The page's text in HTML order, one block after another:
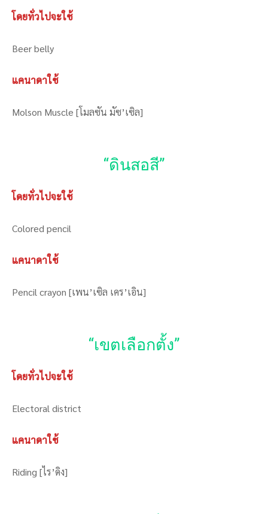
โดยทั่วไปจะใช้
Beer belly
แคนาดาใช้
Molson Muscle [โมลซัน มัซ’เซิล]
“ดินสอสี”
โดยทั่วไปจะใช้
Colored pencil
แคนาดาใช้
Pencil crayon [เพน’เซิล เคร’เอิน]
“เขตเลือกตั้ง”
โดยทั่วไปจะใช้
Electoral district
แคนาดาใช้
Riding [ไร’ดิง]